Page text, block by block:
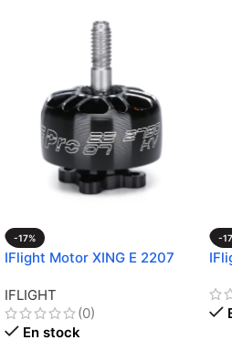
-17%
IFlight Motor XING E 2207
IFLIGHT
(0)
En stock
-